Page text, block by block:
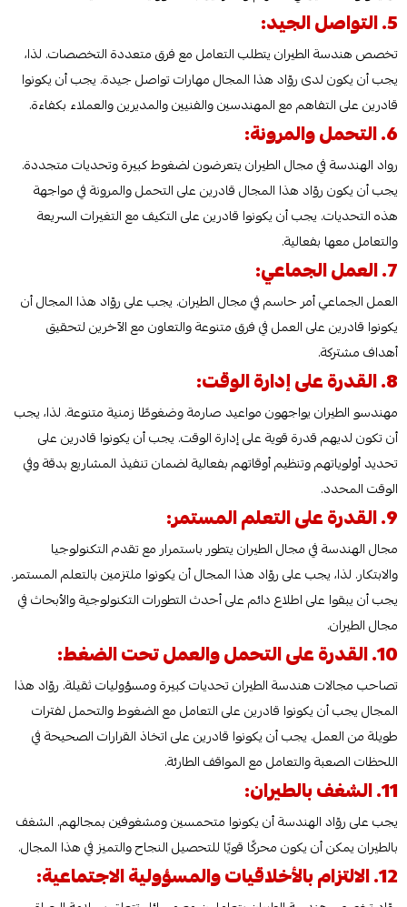
5. التواصل الجيد:
تخصص هندسة الطيران يتطلب التعامل مع فرق متعددة التخصصات. لذا،
يجب أن يكون لدى روّاد هذا المجال مهارات تواصل جيدة. يجب أن يكونوا
قادرين على التفاهم مع المهندسين والفنيين والمديرين والعملاء بكفاءة.
6. التحمل والمرونة:
رواد الهندسة في مجال الطيران يتعرضون لضغوط كبيرة وتحديات متجددة.
يجب أن يكون روّاد هذا المجال قادرين على التحمل والمرونة في مواجهة
هذه التحديات. يجب أن يكونوا قادرين على التكيف مع التغيرات السريعة
والتعامل معها بفعالية.
7. العمل الجماعي:
العمل الجماعي أمر حاسم في مجال الطيران. يجب على روّاد هذا المجال أن
يكونوا قادرين على العمل في فرق متنوعة والتعاون مع الآخرين لتحقيق
أهداف مشتركة.
8. القدرة على إدارة الوقت:
مهندسو الطيران يواجهون مواعيد صارمة وضغوطًا زمنية متنوعة. لذا، يجب
أن تكون لديهم قدرة قوية على إدارة الوقت. يجب أن يكونوا قادرين على
تحديد أولوياتهم وتنظيم أوقاتهم بفعالية لضمان تنفيذ المشاريع بدقة وفي
الوقت المحدد.
9. القدرة على التعلم المستمر:
مجال الهندسة في مجال الطيران يتطور باستمرار مع تقدم التكنولوجيا
والابتكار. لذا، يجب على روّاد هذا المجال أن يكونوا ملتزمين بالتعلم المستمر.
يجب أن يبقوا على اطلاع دائم على أحدث التطورات التكنولوجية والأبحاث في
مجال الطيران.
10. القدرة على التحمل والعمل تحت الضغط:
تصاحب مجالات هندسة الطيران تحديات كبيرة ومسؤوليات ثقيلة. روّاد هذا
المجال يجب أن يكونوا قادرين على التعامل مع الضغوط والتحمل لفترات
طويلة من العمل. يجب أن يكونوا قادرين على اتخاذ القرارات الصحيحة في
اللحظات الصعبة والتعامل مع المواقف الطارئة.
11. الشغف بالطيران:
يجب على روّاد الهندسة أن يكونوا متحمسين ومشغوفين بمجالهم. الشغف
بالطيران يمكن أن يكون محركًا قويًا للتحصيل النجاح والتميز في هذا المجال.
12. الالتزام بالأخلاقيات والمسؤولية الاجتماعية: